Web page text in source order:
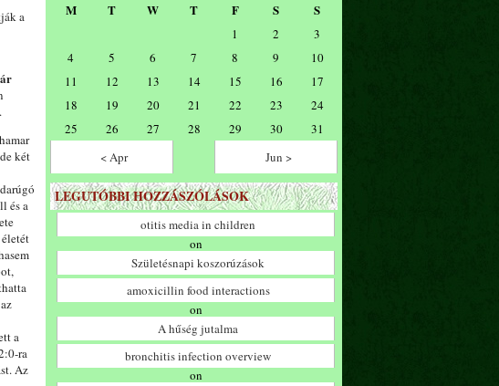
a
két
és a
életét
a
ra
Az
M T W T F S S
1 2
3
4
5 6 7 8 9
10
11
12 13 14 15 16
17
18
19 20 21 22 23
24
25
26 27 28 29 30
31
< Apr
Jun >
LEGUTÓBBI HOZZÁSZÓLÁSOK
otitis media in children
on
Születésnapi koszorúzások
amoxicillin food interactions
on
A hűség jutalma
bronchitis infection overview
on